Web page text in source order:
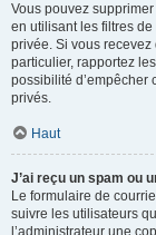
Vous pouvez
en utilisant les filtres
privée. Si vous recevez
particulier, rapportez
possibilité d’empêcher
privés.
Haut
J’ai reçu un spam ou
Le formulaire de
suivre les utilisateurs
l’administrateur une